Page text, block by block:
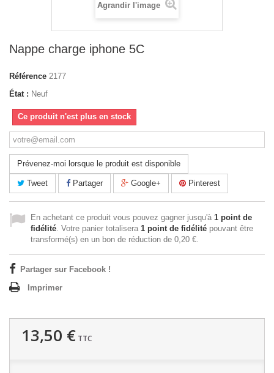
Agrandir l'image
Nappe charge iphone 5C
Référence 2177
État : Neuf
Ce produit n'est plus en stock
Prévenez-moi lorsque le produit est disponible
Tweet Partager Google+ Pinterest
En achetant ce produit vous pouvez gagner jusqu'à 1 point de
fidélité. Votre panier totalisera 1 point de fidélité pouvant être
transformé(s) en un bon de réduction de 0,20 €.
Partager sur Facebook !
Imprimer
13,50 € TTC